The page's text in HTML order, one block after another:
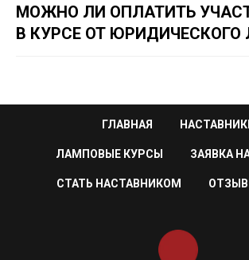
МОЖНО ЛИ ОПЛАТИТЬ
В КУРСЕ ОТ ЮРИДИЧЕСКОГО
ГЛАВНАЯ
ЛАМПОВЫЕ КУРСЫ ЗАЯВКА
СТАТЬ НАСТАВНИКОМ